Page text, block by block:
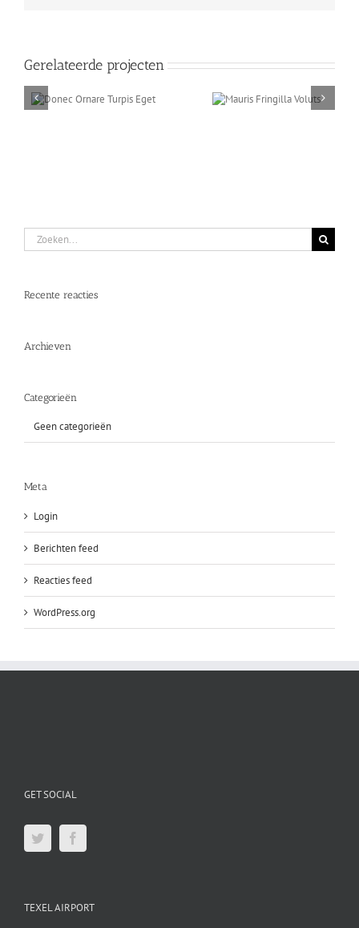
Gerelateerde projecten
Mauris Fringilla
Proin
Zoeken
naar:
Recente reacties
Archieven
Categorieën
Geen categorieën
Meta
Login
Berichten feed
Reacties feed
WordPress.org
GET SOCIAL
TEXEL AIRPORT